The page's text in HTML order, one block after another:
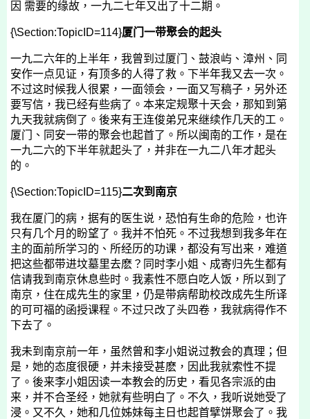
因 需要的缘故，一九二七年又出了十二期。
{\Section:TopicID=114}厦门一带聚会的起头
一九二六年的上半年，我曾到过厦门、鼓浪屿、漳州、同
安作一点见证，有顶多的人得了救。下半年我又去一次。
不过这时候我人很累，一面领会，一面又写稿子，另外还
要写信，我已经有些病了。本来定规聚十天会，那知到第
九天我就病倒了。後来有王连俊弟兄来继续作几天的工。
厦门、同安一带的聚会也起首了。所以闽南的工作，是在
一九二六的下半年就起头了，并非在一九二八年才起头
的。
{\Section:TopicID=115}二次到南京
我在厦门的病，据有的医生说，恐怕有生命的危险，也许
只有几个月的盼望了。我并不怕死。不过我想到我多年在
主的面前所学习的、所经历的功课，都没有写出来，难道
把这些都带进坟墓里去麽？同 时李小姐、 成寄归先生都有
信请我到南京休息些时。我素性不愿白吃人饭，所以到了
南京，住在成先生的家里，仍是带病帮助校改成先生所译
的可可福的函授课程。不过只改了头四卷，我就病得作不
下去了。
我未到南京前一年，虽然曾和李小姐说过教会的真理；但
是，她的态度很硬，并未接受甚麽，因此我就索性不提
了。 後来李小姐因读一本教会的历史，看见各宗派的由
来，并不合圣经，她就有些明白了。不久，我听说她受了
浸。又不久，她和几位姊妹每主日也起首擘饼聚会了。我